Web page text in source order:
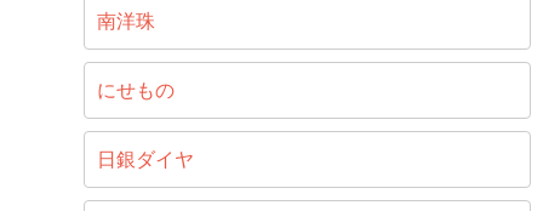
南洋珠
にせもの
日銀ダイヤ